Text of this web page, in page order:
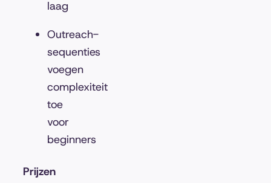
laag
Outreach-
sequenties
voegen
complexiteit
toe
voor
beginners
Prijzen